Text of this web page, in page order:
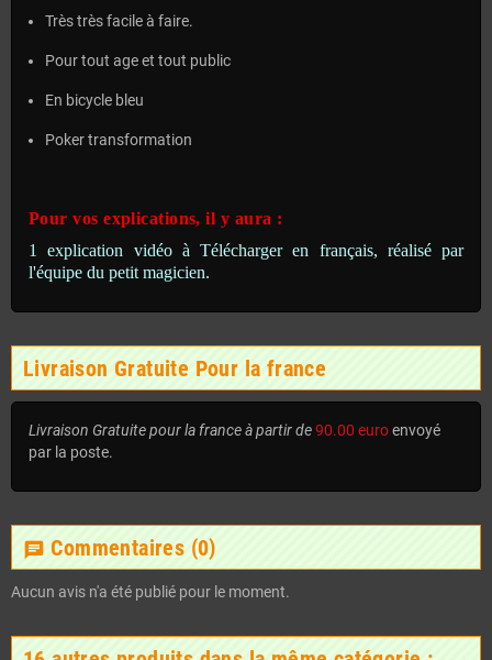
Très très facile à faire.
Pour tout age et tout public
En bicycle bleu
Poker transformation
Pour vos explications, il y aura :
1 explication vidéo à Télécharger en français, réalisé par
l'équipe du petit magicien.
Livraison Gratuite Pour la france
Livraison Gratuite pour la france à partir de90.00 euroenvoyé
par la poste.
chat Commentaires (0)
Aucun avis n'a été publié pour le moment.